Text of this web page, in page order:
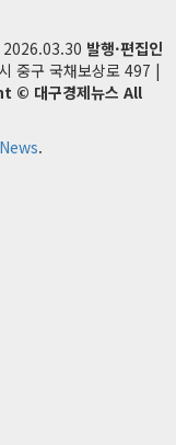
2026.03.30 발행·편집인
중구 국채보상로 497 |
© 대구경제뉴스 All
.